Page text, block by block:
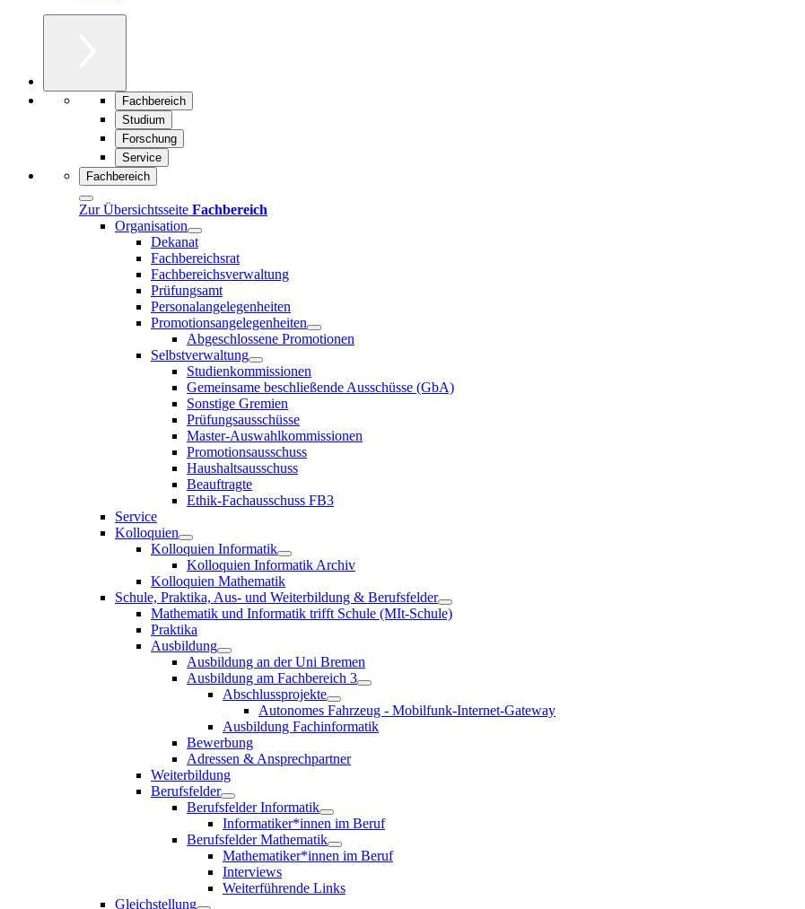
Fachbereich
Studium
Forschung
Service
Fachbereich
Zur Übersichtsseite Fachbereich
Organisation
Dekanat
Fachbereichsrat
Fachbereichsverwaltung
Prüfungsamt
Personalangelegenheiten
Promotionsangelegenheiten
Abgeschlossene Promotionen
Selbstverwaltung
Studienkommissionen
Gemeinsame beschließende Ausschüsse (GbA)
Sonstige Gremien
Prüfungsausschüsse
Master-Auswahlkommissionen
Promotionsausschuss
Haushaltsausschuss
Beauftragte
Ethik-Fachausschuss FB3
Service
Kolloquien
Kolloquien Informatik
Kolloquien Informatik Archiv
Kolloquien Mathematik
Schule, Praktika, Aus- und Weiterbildung & Berufsfelder
Mathematik und Informatik trifft Schule (MIt-Schule)
Praktika
Ausbildung
Ausbildung an der Uni Bremen
Ausbildung am Fachbereich 3
Abschlussprojekte
Autonomes Fahrzeug - Mobilfunk-Internet-Gateway
Ausbildung Fachinformatik
Bewerbung
Adressen & Ansprechpartner
Weiterbildung
Berufsfelder
Berufsfelder Informatik
Informatiker*innen im Beruf
Berufsfelder Mathematik
Mathematiker*innen im Beruf
Interviews
Weiterführende Links
Gleichstellung